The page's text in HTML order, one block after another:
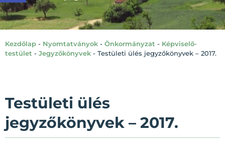
Kezdőlap - Nyomtatványok - Önkormányzat - Képviselő-
testület - Jegyzőkönyvek - Testületi ülés jegyzőkönyvek – 2017.
Testületi ülés
jegyzőkönyvek – 2017.